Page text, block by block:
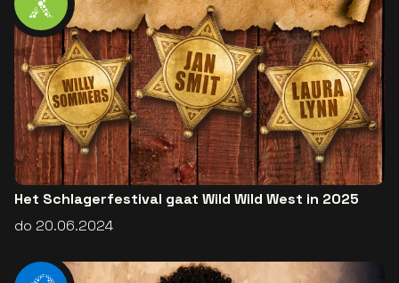
Het Schlagerfestival gaat Wild Wild West in 2025
do 20.06.2024